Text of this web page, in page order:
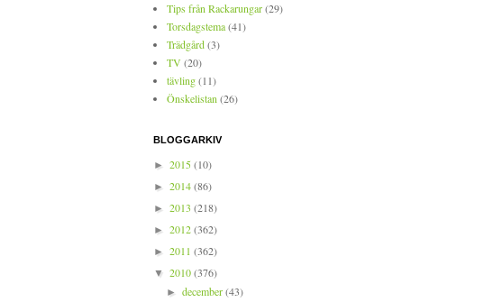
Tips från Rackarungar(29)
Torsdagstema(41)
Trädgård(3)
TV (20)
tävling(11)
Önskelistan (26)
BLOGGARKIV
► 2015(10)
► 2014(86)
► 2013 (218)
► 2012(362)
► 2011 (362)
▼ 2010(376)
►december(43)